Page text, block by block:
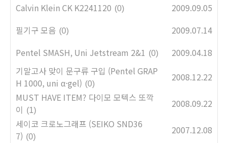
Calvin Klein CK K2241120 (0)
2009.09.05
필기구 모음 (0)
2009.07.14
Pentel SMASH, Uni Jetstream 2&1 (0)
2009.04.18
기말고사 맞이 문구류 구입 (Pentel GRAP
H 1000, uni α·gel) (0)
2008.12.22
MUST HAVE ITEM? 다이모 모텍스 또깍
이 (1)
2008.09.22
세이코 크로노그래프 (SEIKO SND36
7) (0)
2007.12.08